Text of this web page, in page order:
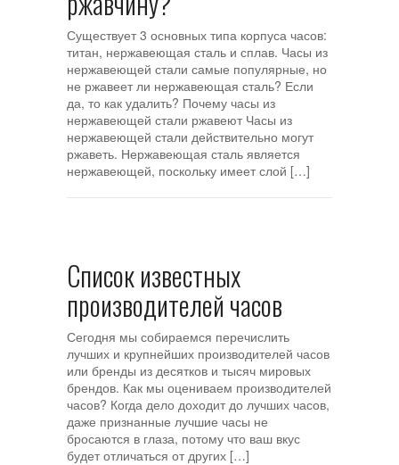
Существует 3 основных типа корпуса часов:
титан, нержавеющая сталь и сплав. Часы из
нержавеющей стали самые популярные, но
не ржавеет ли нержавеющая сталь? Если
да, то как удалить? Почему часы из
нержавеющей стали ржавеют Часы из
нержавеющей стали действительно могут
ржаветь. Нержавеющая сталь является
нержавеющей, поскольку имеет слой […]
Список известных
производителей часов
Сегодня мы собираемся перечислить
лучших и крупнейших производителей часов
или бренды из десятков и тысяч мировых
брендов. Как мы оцениваем производителей
часов? Когда дело доходит до лучших часов,
даже признанные лучшие часы не
бросаются в глаза, потому что ваш вкус
будет отличаться от других […]